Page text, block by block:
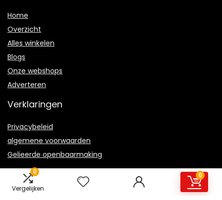
0
Vergelijken
0
Home
Overzicht
Alles winkelen
Blogs
Onze webshops
Adverteren
Verklaringen
Privacybeleid
algemene voorwaarden
Gelieerde openbaarmaking